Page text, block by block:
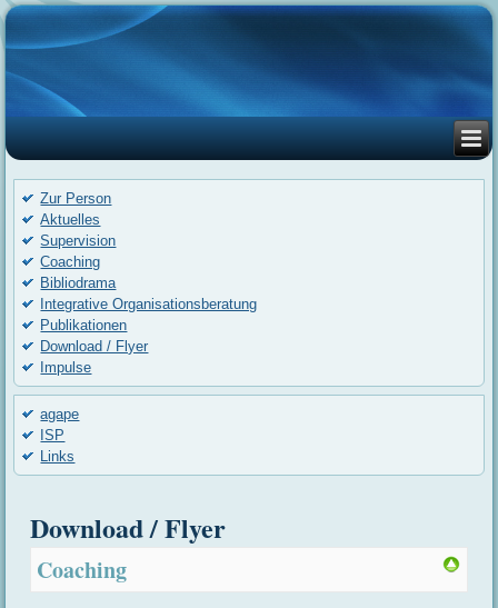
Zur Person
Aktuelles
Supervision
Coaching
Bibliodrama
Integrative Organisationsberatung
Publikationen
Download / Flyer
Impulse
agape
ISP
Links
Download / Flyer
Coaching